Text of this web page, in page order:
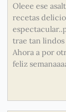
Oleee ese
recetas
trae tan lindos
Ahora a por
feliz